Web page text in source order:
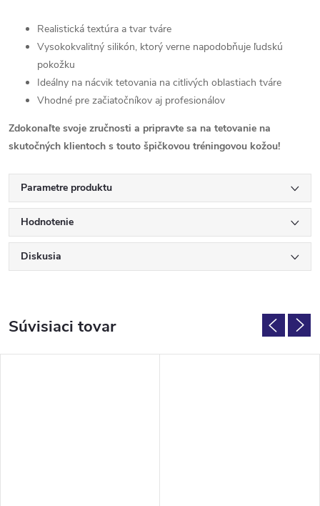
Realistická textúra a tvar tváre
Vysokokvalitný silikón, ktorý verne napodobňuje ľudskú
pokožku
Ideálny na nácvik tetovania na citlivých oblastiach tváre
Vhodné pre začiatočníkov aj profesionálov
Zdokonaľte svoje zručnosti a pripravte sa na tetovanie na
skutočných klientoch s touto špičkovou tréningovou kožou!
Parametre produktu
Hodnotenie
Diskusia
Súvisiaci tovar